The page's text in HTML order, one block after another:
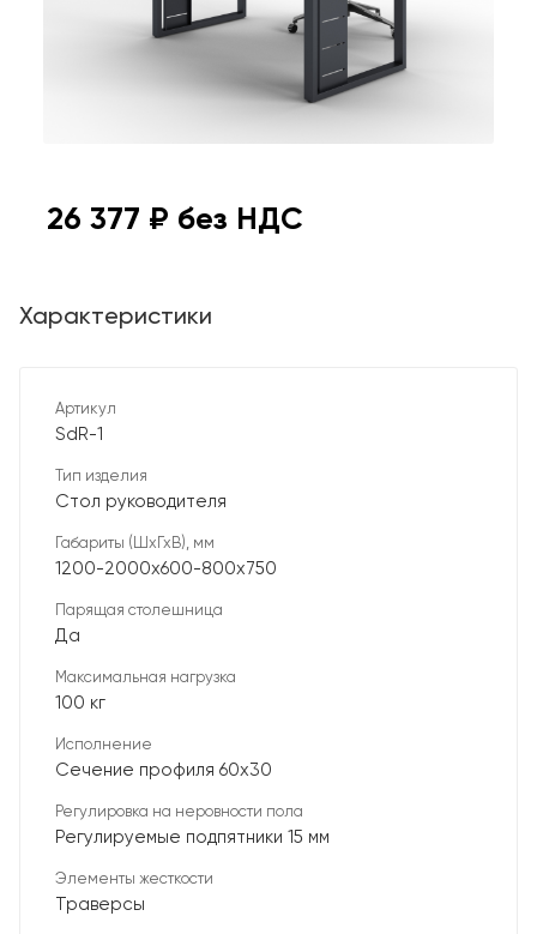
26 377 ₽ без НДС
Характеристики
Артикул
SdR-1
Тип изделия
Стол руководителя
Габариты (ШхГхВ), мм
1200-2000х600-800х750
Парящая столешница
Да
Максимальная нагрузка
100 кг
Исполнение
Сечение профиля 60х30
Регулировка на неровности пола
Регулируемые подпятники 15 мм
Элементы жесткости
Траверсы